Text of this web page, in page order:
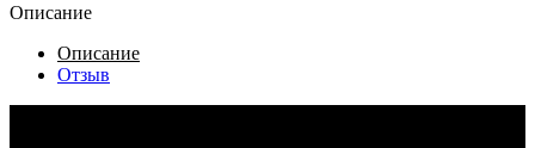
Описание
Описание
Отзыв